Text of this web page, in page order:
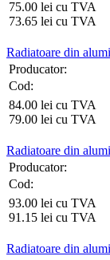
75.00 lei cu TVA
73.65 lei cu TVA
Radiatoare din
Producator:
Cod:
84.00 lei cu TVA
79.00 lei cu TVA
Radiatoare din
Producator:
Cod:
93.00 lei cu TVA
91.15 lei cu TVA
Radiatoare din